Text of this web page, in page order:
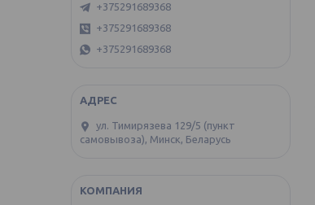
+375291689368
+375291689368
+375291689368
ул. Тимирязева 129/5 (пункт
самовывоза), Минск, Беларусь